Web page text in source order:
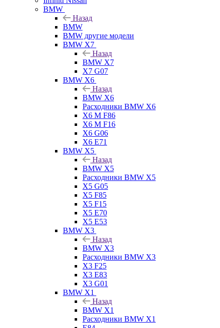
BMW
Назад
BMW
BMW другие модели
BMW X7
Назад
BMW X7
X7 G07
BMW X6
Назад
BMW X6
Расходники BMW X6
X6 M F86
X6 M F16
X6 G06
X6 E71
BMW X5
Назад
BMW X5
Расходники BMW X5
X5 G05
X5 F85
X5 F15
X5 E70
X5 E53
BMW X3
Назад
BMW X3
Расходники BMW X3
X3 F25
X3 E83
X3 G01
BMW X1
Назад
BMW X1
Расходники BMW X1